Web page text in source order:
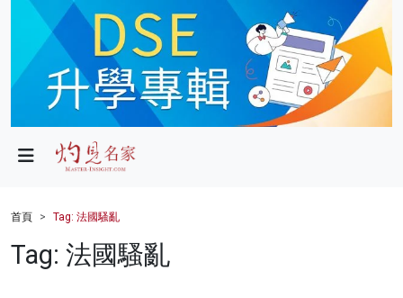
政局
財經
首頁 Tag: 法國騷亂
Tag: 法國騷亂